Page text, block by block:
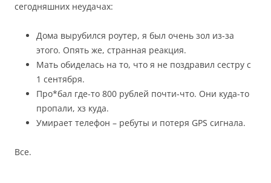
сегодняшних неудачах:
Дома вырубился роутер, я был очень зол из-за
этого. Опять же, странная реакция.
Мать обиделась на то, что я не поздравил сестру с
1 сентября.
Про*бал где-то 800 рублей почти-что. Они куда-то
пропали, хз куда.
Умирает телефон – ребуты и потеря GPS сигнала.
Все.